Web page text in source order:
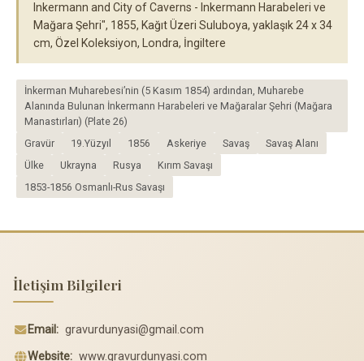
Inkermann and City of Caverns - Inkermann Harabeleri ve
Mağara Şehri", 1855, Kağıt Üzeri Suluboya, yaklaşık 24 x 34
cm, Özel Koleksiyon, Londra, İngiltere
İnkerman Muharebesi’nin (5 Kasım 1854) ardından, Muharebe
Alanında Bulunan İnkermann Harabeleri ve Mağaralar Şehri (Mağara
Manastırları) (Plate 26)
Gravür
19.Yüzyıl 1856 Askeriye Savaş
Savaş Alanı
Ülke
Ukrayna Rusya
Kırım Savaşı
1853-1856 Osmanlı-Rus Savaşı
İletişim Bilgileri
Email: gravurdunyasi@gmail.com
Website: www.gravurdunyasi.com